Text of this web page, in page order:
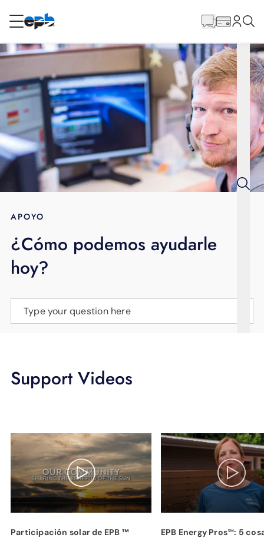
RESIDENCIAL
Internet
Voz
Energía
BLOG
APOYO
principal
APOYO
¿Cómo podemos ayudarle
hoy?
Type your question here
Support Videos
Participación solar de EPB ™
EPB Energy Pros℠: 5